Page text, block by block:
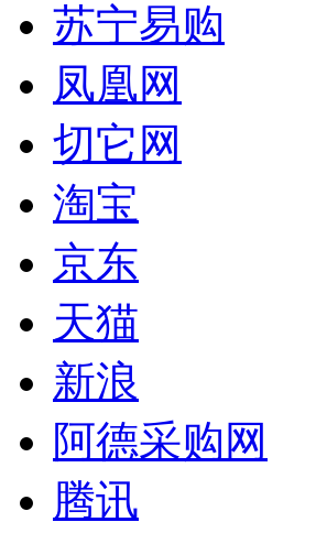
苏宁易购
凤凰网
切它网
淘宝
京东
天猫
新浪
阿德采购网
腾讯